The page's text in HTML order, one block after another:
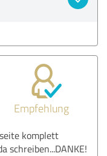
Empfehlung
komplett
schreiben...DANKE!